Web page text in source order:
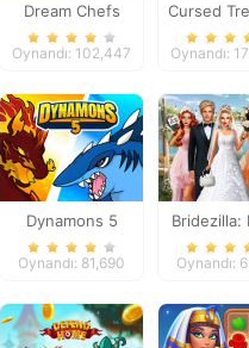
Dream Chefs
Oynandı: 102,447
Cursed
Oynandı:
Dynamons 5
Oynandı: 81,690
Bridezilla:
The
Oynandı: